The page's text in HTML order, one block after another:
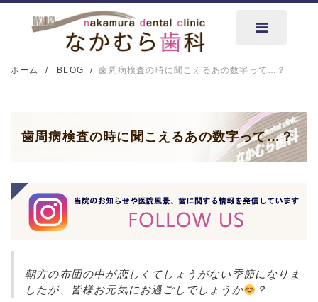
ホーム BLOG 歯周病検査の時に聞こえるあの数字って…？
歯周病検査の時に聞こえるあの数字って…？
朝方の布団の中が恋しくてしょうがない季節になりま
したが、皆様お元気にお過ごしでしょうか
？